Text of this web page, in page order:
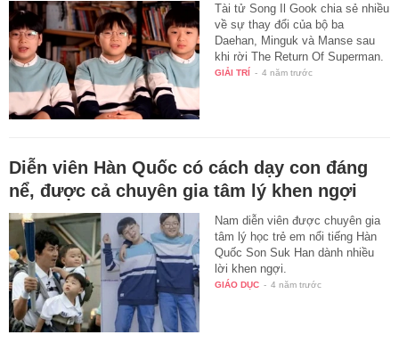
Tài tử Song Il Gook chia sẻ nhiều
về sự thay đổi của bộ ba
Daehan, Minguk và Manse sau
khi rời The Return Of Superman.
GIẢI TRÍ - 4 năm trước
Diễn viên Hàn Quốc có cách dạy con đáng
nể, được cả chuyên gia tâm lý khen ngợi
Nam diễn viên được chuyên gia
tâm lý học trẻ em nổi tiếng Hàn
Quốc Son Suk Han dành nhiều
lời khen ngợi.
GIÁO DỤC - 4 năm trước